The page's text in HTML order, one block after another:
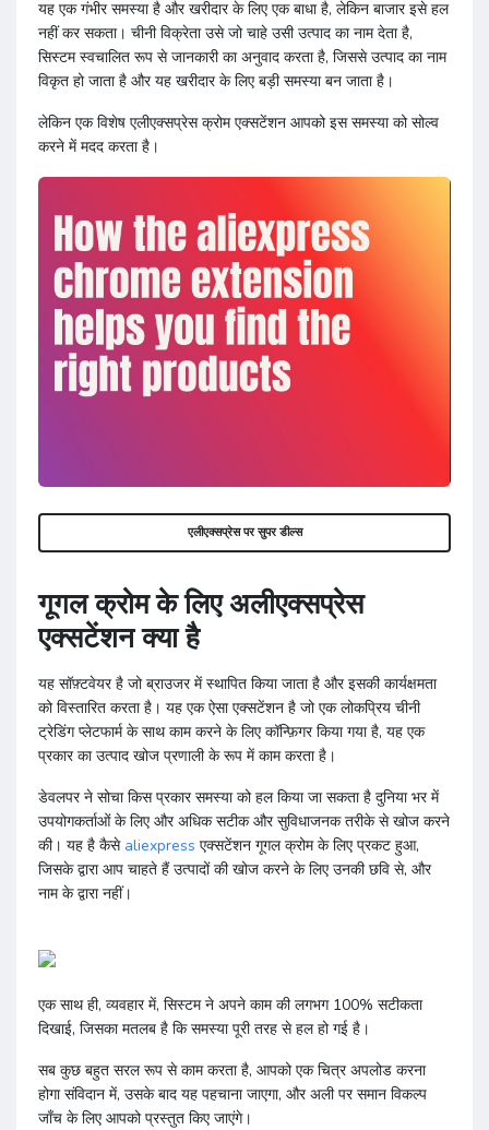
यह एक गंभीर समस्या है और खरीदार के लिए एक बाधा है, लेकिन बाजार इसे हल
नहीं कर सकता। चीनी विक्रेता उसे जो चाहे उसी उत्पाद का नाम देता है,
सिस्टम स्वचालित रूप से जानकारी का अनुवाद करता है, जिससे उत्पाद का नाम
विकृत हो जाता है और यह खरीदार के लिए बड़ी समस्या बन जाता है।
लेकिन एक विशेष एलीएक्सप्रेस क्रोम एक्सटेंशन आपको इस समस्या को सोल्व
करने में मदद करता है।
एलीएक्सप्रेस पर सुपर डील्स
गूगल क्रोम के लिए अलीएक्सप्रेस
एक्सटेंशन क्या है
यह सॉफ़्टवेयर है जो ब्राउजर में स्थापित किया जाता है और इसकी कार्यक्षमता
को विस्तारित करता है। यह एक ऐसा एक्सटेंशन है जो एक लोकप्रिय चीनी
ट्रेडिंग प्लेटफार्म के साथ काम करने के लिए कॉन्फ़िगर किया गया है, यह एक
प्रकार का उत्पाद खोज प्रणाली के रूप में काम करता है।
डेवलपर ने सोचा किस प्रकार समस्या को हल किया जा सकता है दुनिया भर में
उपयोगकर्ताओं के लिए और अधिक सटीक और सुविधाजनक तरीके से खोज करने
की। यह है कैसे aliexpress एक्सटेंशन गूगल क्रोम के लिए प्रकट हुआ,
जिसके द्वारा आप चाहते हैं उत्पादों की खोज करने के लिए उनकी छवि से, और
नाम के द्वारा नहीं।
एक साथ ही, व्यवहार में, सिस्टम ने अपने काम की लगभग 100% सटीकता
दिखाई, जिसका मतलब है कि समस्या पूरी तरह से हल हो गई है।
सब कुछ बहुत सरल रूप से काम करता है, आपको एक चित्र अपलोड करना
होगा संविदान में, उसके बाद यह पहचाना जाएगा, और अली पर समान विकल्प
जाँच के लिए आपको प्रस्तुत किए जाएंगे।